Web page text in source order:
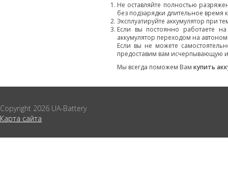
Не оставляйте полностью
без подзарядки длительное время
Эксплуатируйте аккумулятор при
Если вы постоянно работаете
аккумулятор переходом на
Если вы не можете
предоставим вам
Мы всегда поможем Вам купить
Copyright 2026 UA-Battery
Карта сайта